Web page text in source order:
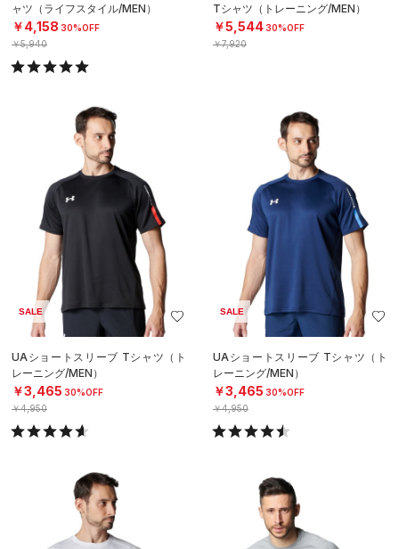
ャツ（ライフスタイル/MEN）
￥4,158 30%OFF
￥5,940
Tシャツ（トレーニング/MEN）
￥5,54430%OFF
￥7,920
SALE
UAショートスリーブ Tシャツ（ト
レーニング/MEN）
￥3,465 30%OFF
￥4,950
SALE
UAショートスリーブ Tシャツ（ト
レーニング/MEN）
￥3,465 30%OFF
￥4,950